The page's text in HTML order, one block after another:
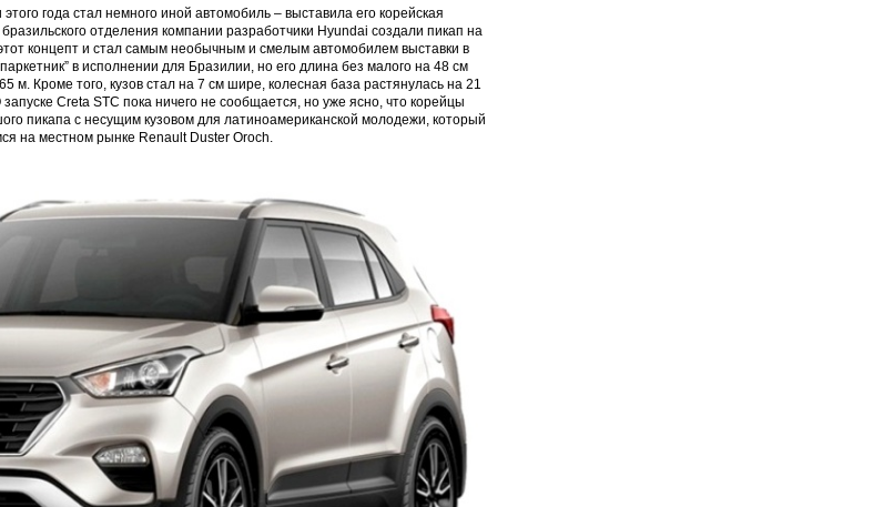
года стал немного иной автомобиль – выставила его корейская
отделения компании разработчики Hyundai создали пикап на
концепт и стал самым необычным и смелым автомобилем выставки в
в исполнении для Бразилии, но его длина без малого на 48 см
м. Кроме того, кузов стал на 7 см шире, колесная база растянулась на 21
Creta STC пока ничего не сообщается, но уже ясно, что корейцы
пикапа с несущим кузовом для латиноамериканской молодежи, который
на местном рынке Renault Duster Oroch.